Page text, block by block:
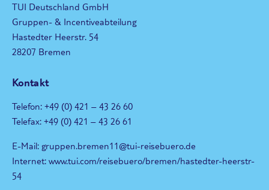
TUI Deutschland GmbH
Gruppen- & Incentiveabteilung
Hastedter Heerstr. 54
28207 Bremen
Kontakt
Telefon: +49 (0) 421 – 43 26 60
Telefax: +49 (0) 421 – 43 26 61
E-Mail: gruppen.bremen11@tui-reisebuero.de
Internet: www.tui.com/reisebuero/bremen/hastedter-heerstr-
54